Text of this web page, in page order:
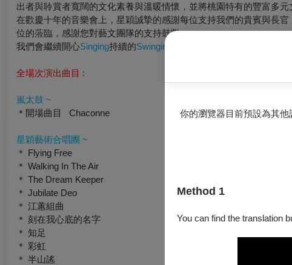
你的瀏覽器目前預設為其
Method 1
You can find the translation
出者與聆賞者寬闊的文化素養與溫暖情懷，並將桃園特有的豐富多
在歡慶十年的音樂會上，星穎誠摯的感謝每位支持我們的貴賓與長
位的蒞臨，感謝您對藝文團隊的支持鼓勵。
我們會繼續開心Singing持續的Swinging
全場次演出曲目 :
嵐太鼓 ~
＊開場曲目 Chaconne
星穎藝術合唱團 ~
＊ Flying Free
＊ Walking In The Air
＊ The Dream Keeper
＊ Jubilate Deo
＊ 江蕙組曲
＊ 刻在我心底的名字
＊ 知足
＊ 彩虹
＊ 半山謠